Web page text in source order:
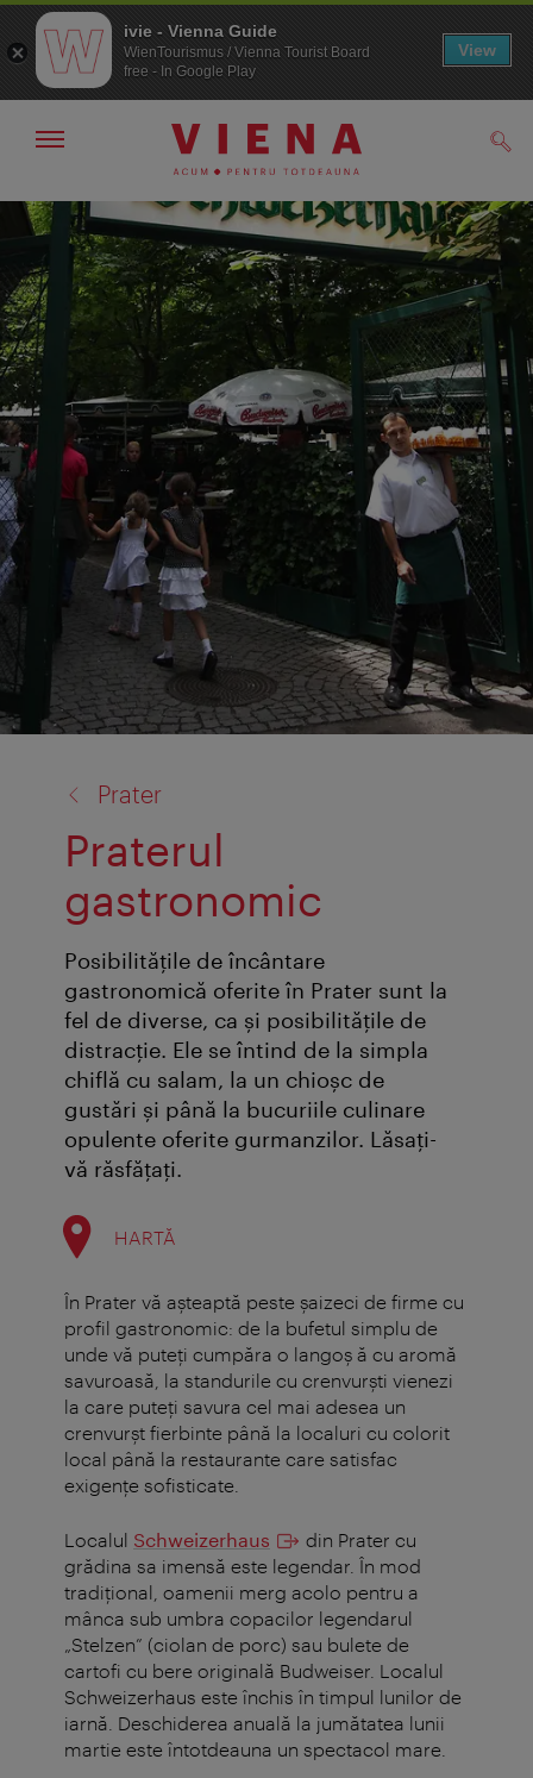
Către
navigare
Către
texte
Arată/ascunde
Prater
Praterul
gastronomic
Posibilităţile de încântare
gastronomică oferite în Prater sunt la
fel de diverse, ca şi posibilităţile de
distracţie. Ele se întind de la simpla
chiflă cu salam, la un chioşc de
gustări şi până la bucuriile culinare
opulente oferite gurmanzilor. Lăsaţi-
vă răsfăţaţi.
HARTĂ
În Prater vă aşteaptă peste şaizeci de firme cu
profil gastronomic: de la bufetul simplu de
unde vă puteţi cumpăra o langoş ă cu aromă
savuroasă, la standurile cu crenvurşti vienezi
la care puteţi savura cel mai adesea un
crenvurşt fierbinte până la localuri cu colorit
local până la restaurante care satisfac
exigenţe sofisticate.
Localul Schweizerhaus
din Prater cu
grădina sa imensă este legendar. În mod
tradițional, oamenii merg acolo pentru a
mânca sub umbra copacilor legendarul
„Stelzen” (ciolan de porc) sau bulete de
cartofi cu bere originală Budweiser. Localul
Schweizerhaus este închis în timpul lunilor de
iarnă. Deschiderea anuală la jumătatea lunii
martie este întotdeauna un spectacol mare.
ivie - Vienna Guide
WienTourismus / Vienna Tourist Board
free - In Google Play
View